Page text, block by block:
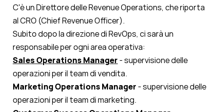
C'è unDirettore delle Revenue Operations, che riporta
al CRO (Chief Revenue Officer).
Subito dopo la direzione di RevOps, ci sarà un
responsabile per ogni area operativa:
Sales Operations Manager - supervisione delle
operazioni per il team di vendita.
Marketing Operations Manager - supervisione delle
operazioni per il team di marketing.